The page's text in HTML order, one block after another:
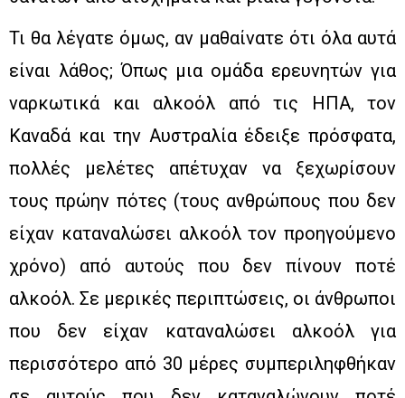
Τι θα λέγατε όμως, αν μαθαίνατε ότι όλα αυτά
είναι λάθος; Όπως μια ομάδα ερευνητών για
ναρκωτικά και αλκοόλ από τις ΗΠΑ, τον
Καναδά και την Αυστραλία έδειξε πρόσφατα,
πολλές μελέτες απέτυχαν να ξεχωρίσουν
τους πρώην πότες (τους ανθρώπους που δεν
είχαν καταναλώσει αλκοόλ τον προηγούμενο
χρόνο) από αυτούς που δεν πίνουν ποτέ
αλκοόλ. Σε μερικές περιπτώσεις, οι άνθρωποι
που δεν είχαν καταναλώσει αλκοόλ για
περισσότερο από 30 μέρες συμπεριληφθήκαν